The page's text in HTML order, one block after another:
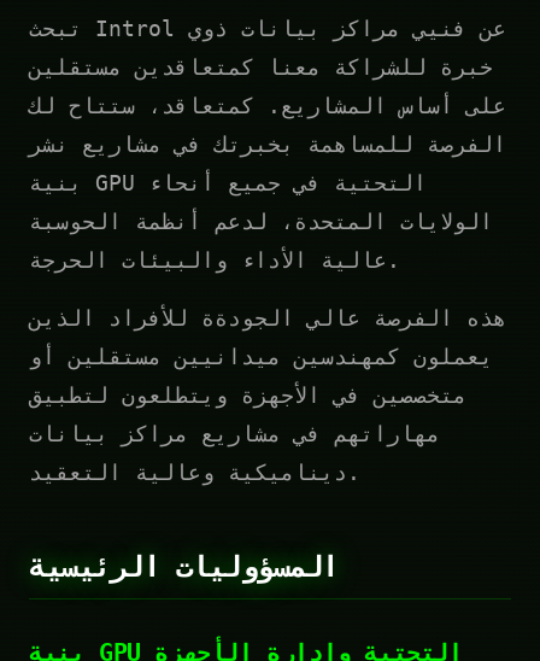
تبحث Introl عن فنيي مراكز بيانات ذوي
خبرة للشراكة معنا كمتعاقدين مستقلين
على أساس المشاريع. كمتعاقد، ستتاح لك
الفرصة للمساهمة بخبرتك في مشاريع نشر
بنية GPU التحتية في جميع أنحاء
الولايات المتحدة، لدعم أنظمة الحوسبة
عالية الأداء والبيئات الحرجة.
هذه الفرصة عالي الجودةة للأفراد الذين
يعملون كمهندسين ميدانيين مستقلين أو
متخصصين في الأجهزة ويتطلعون لتطبيق
مهاراتهم في مشاريع مراكز بيانات
ديناميكية وعالية التعقيد.
المسؤوليات الرئيسية
بنية GPU التحتية وإدارة الأجهزة